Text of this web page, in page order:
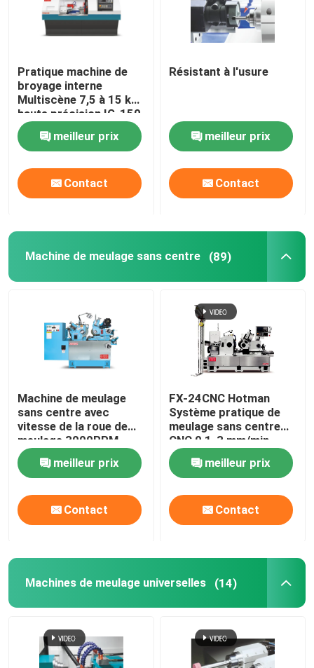
Pratique machine de
broyage interne
Multiscène 7,5 à 15 kW
haute précision IG-150
meilleur prix
Contact
Résistant à l'usure
meilleur prix
Contact
Machine de meulage sans centre (89)
Machine de meulage
sans centre avec
vitesse de la roue de
meulage 3000RPM
meilleur prix
Contact
FX-24CNC Hotman
Système pratique de
meulage sans centre
CNC 0,1-3 mm/min
meilleur prix
Contact
Machines de meulage universelles (14)